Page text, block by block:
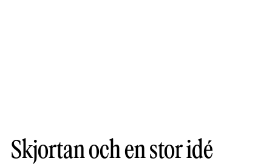
Skjortan och en stor idé